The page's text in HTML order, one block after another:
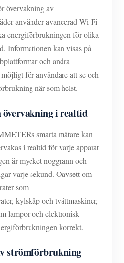
övervakning av
använder avancerad Wi-Fi-
energiförbrukningen för olika
Informationen kan visas på
och andra
för användare att se och
när som helst.
övervakning i realtid
smarta mätare kan
i realtid för varje apparat
är mycket noggrann och
varje sekund. Oavsett om
som
kylskåp och tvättmaskiner,
lampor och elektronisk
korrekt.
strömförbrukning